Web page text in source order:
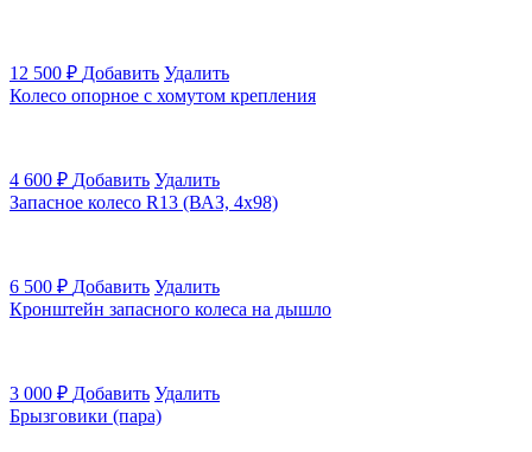
12 500 ₽ Добавить Удалить
Колесо опорное с хомутом крепления
4 600 ₽ Добавить Удалить
Запасное колесо R13 (ВАЗ, 4х98)
6 500 ₽ Добавить Удалить
Кронштейн запасного колеса на дышло
3 000 ₽ Добавить Удалить
Брызговики (пара)